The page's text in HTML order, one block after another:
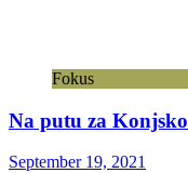
Fokus
Na putu za Konjsko
September 19, 2021